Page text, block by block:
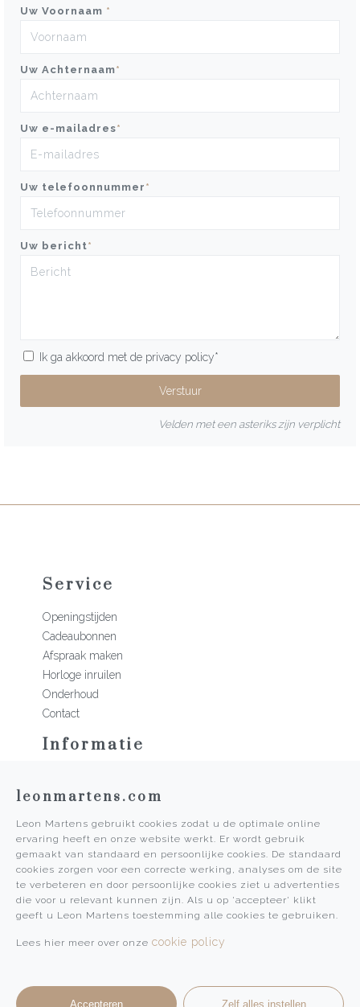
Uw Voornaam *
Uw Achternaam*
Uw e-mailadres*
Uw telefoonnummer *
Uw bericht*
Ik ga akkoord met de privacy policy*
Velden met een asteriks zijn verplicht
Service
Openingstijden
Cadeaubonnen
Afspraak maken
Horloge inruilen
Onderhoud
Contact
Informatie
Historie
Algemene voorwaarden
Privacy Policy
Pers
Leon Martens
Leon Martens Juwelier
leonmartens.com
Leon Martens gebruikt cookies zodat u de optimale online
ervaring heeft en onze website werkt. Er wordt gebruik
gemaakt van standaard en persoonlijke cookies. De standaard
cookies zorgen voor een correcte werking, analyses om de site
te verbeteren en door persoonlijke cookies ziet u advertenties
die voor u relevant kunnen zijn. Als u op 'accepteer' klikt
geeft u Leon Martens toestemming alle cookies te gebruiken.
Lees hier meer over onze cookie policy
Accepteren Zelf alles instellen